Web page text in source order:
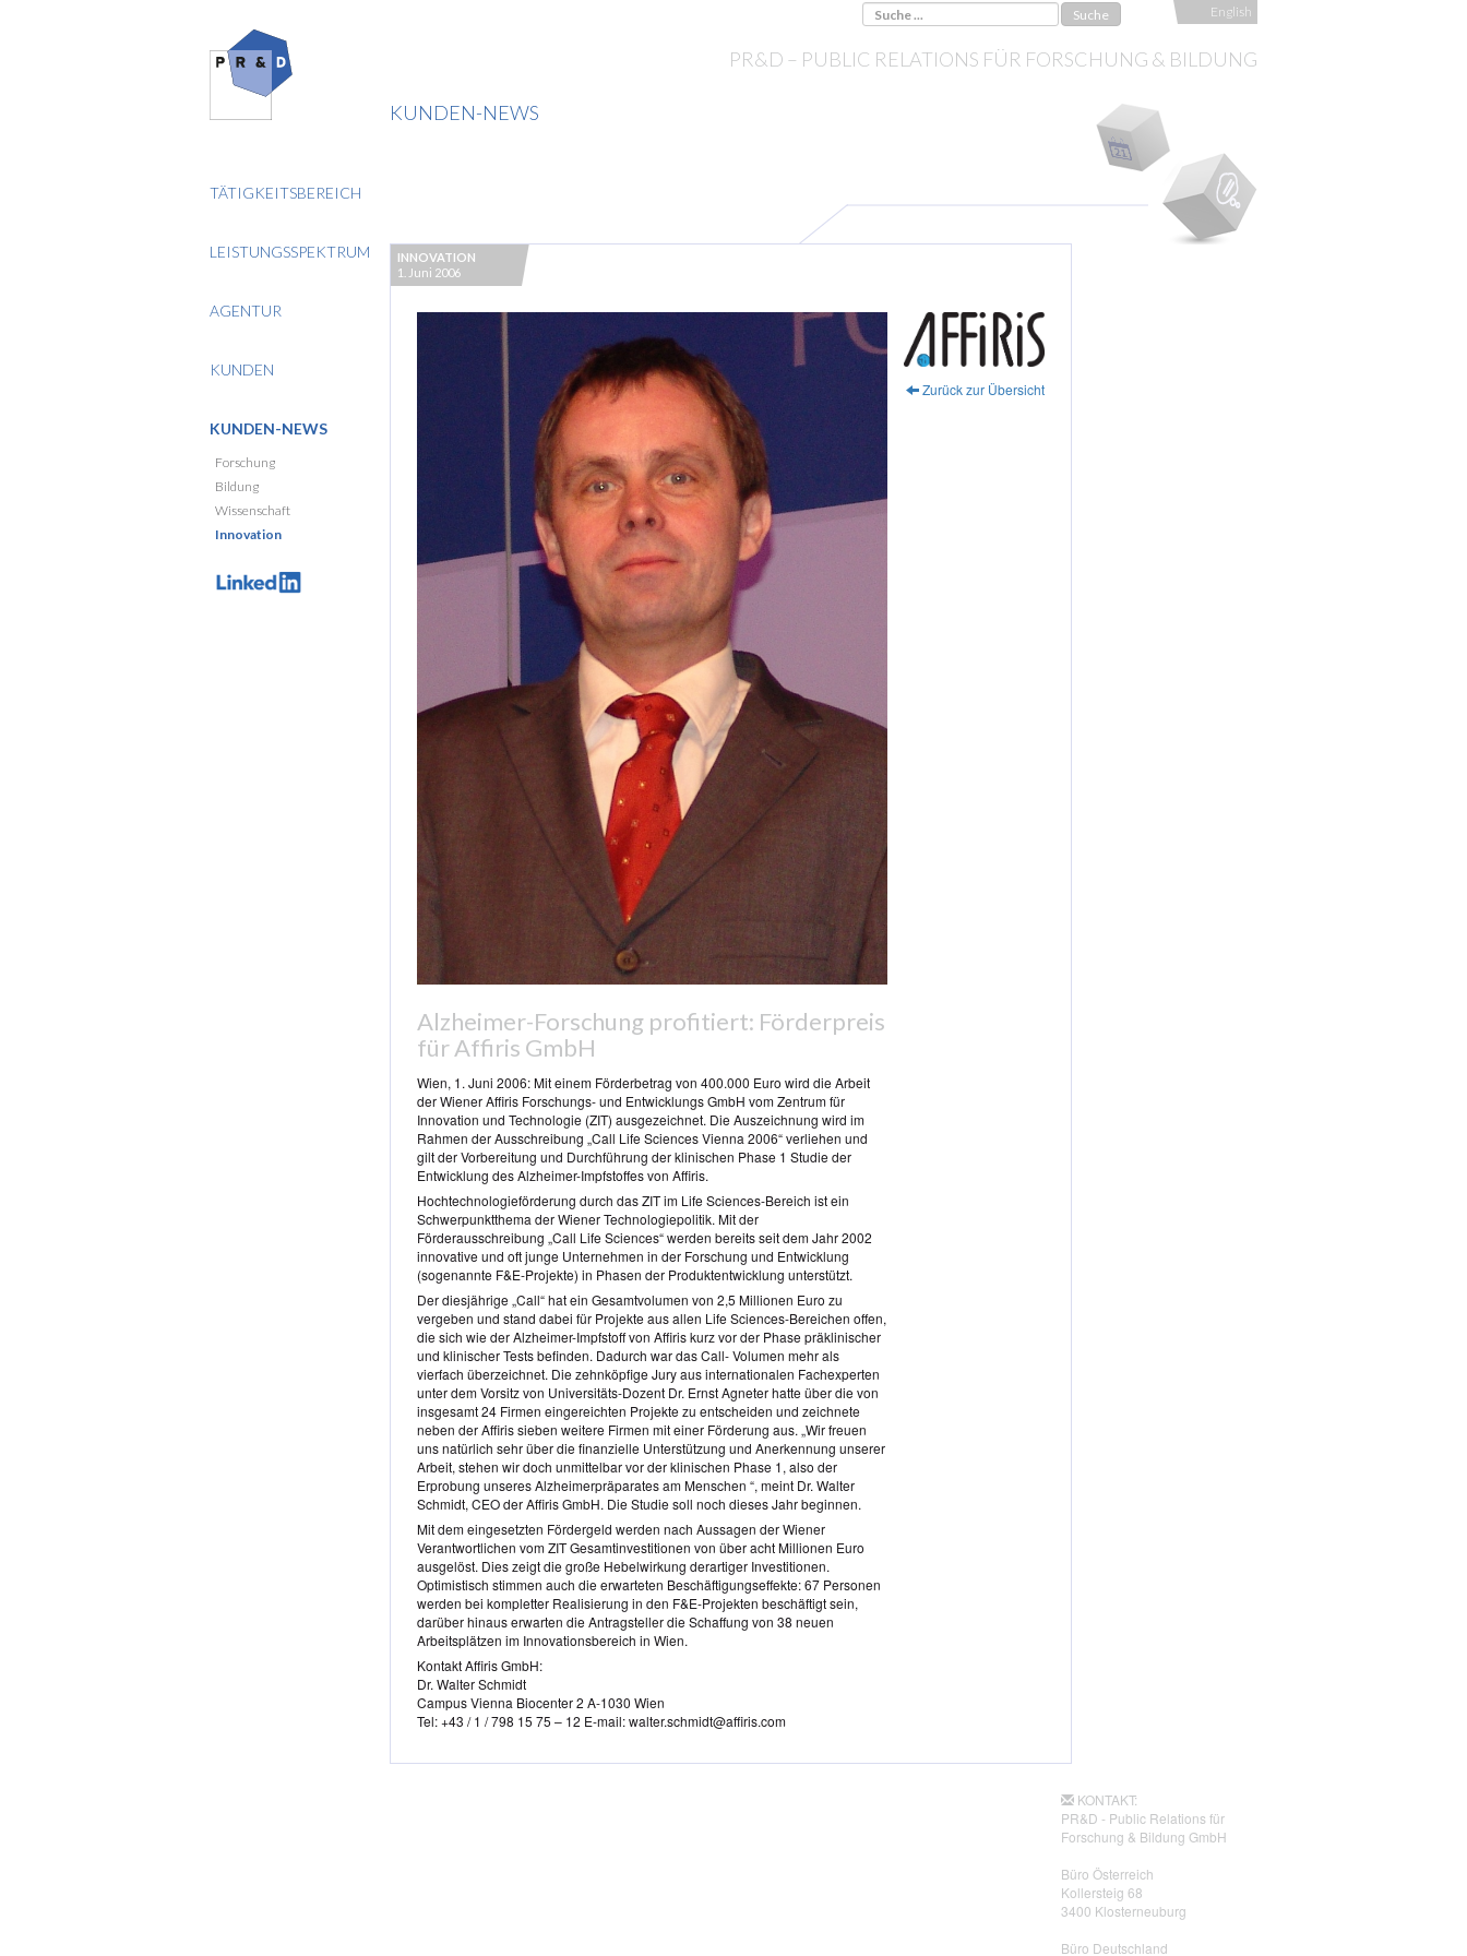
TÄTIGKEITSBEREICH
LEISTUNGSSPEKTRUM
AGENTUR
KUNDEN
KUNDEN-NEWS
Forschung
Bildung
Wissenschaft
Innovation
English
PR&D – PUBLIC RELATIONS FÜR FORSCHUNG & BILDUNG
KUNDEN-NEWS
INNOVATION
1. Juni 2006
Alzheimer-Forschung profitiert: Förderpreis
für Affiris GmbH
Wien, 1. Juni 2006: Mit einem Förderbetrag von 400.000 Euro wird die Arbeit
der Wiener Affiris Forschungs- und Entwicklungs GmbH vom Zentrum für
Innovation und Technologie (ZIT) ausgezeichnet. Die Auszeichnung wird im
Rahmen der Ausschreibung „Call Life Sciences Vienna 2006“ verliehen und
gilt der Vorbereitung und Durchführung der klinischen Phase 1 Studie der
Entwicklung des Alzheimer-Impfstoffes von Affiris.
Hochtechnologieförderung durch das ZIT im Life Sciences-Bereich ist ein
Schwerpunktthema der Wiener Technologiepolitik. Mit der
Förderausschreibung „Call Life Sciences“ werden bereits seit dem Jahr 2002
innovative und oft junge Unternehmen in der Forschung und Entwicklung
(sogenannte F&E-Projekte) in Phasen der Produktentwicklung unterstützt.
Der diesjährige „Call“ hat ein Gesamtvolumen von 2,5 Millionen Euro zu
vergeben und stand dabei für Projekte aus allen Life Sciences-Bereichen offen,
die sich wie der Alzheimer-Impfstoff von Affiris kurz vor der Phase präklinischer
und klinischer Tests befinden. Dadurch war das Call- Volumen mehr als
vierfach überzeichnet. Die zehnköpfige Jury aus internationalen Fachexperten
unter dem Vorsitz von Universitäts-Dozent Dr. Ernst Agneter hatte über die von
insgesamt 24 Firmen eingereichten Projekte zu entscheiden und zeichnete
neben der Affiris sieben weitere Firmen mit einer Förderung aus. „Wir freuen
uns natürlich sehr über die finanzielle Unterstützung und Anerkennung unserer
Arbeit, stehen wir doch unmittelbar vor der klinischen Phase 1, also der
Erprobung unseres Alzheimerpräparates am Menschen “, meint Dr. Walter
Schmidt, CEO der Affiris GmbH. Die Studie soll noch dieses Jahr beginnen.
Mit dem eingesetzten Fördergeld werden nach Aussagen der Wiener
Verantwortlichen vom ZIT Gesamtinvestitionen von über acht Millionen Euro
ausgelöst. Dies zeigt die große Hebelwirkung derartiger Investitionen.
Optimistisch stimmen auch die erwarteten Beschäftigungseffekte: 67 Personen
werden bei kompletter Realisierung in den F&E-Projekten beschäftigt sein,
darüber hinaus erwarten die Antragsteller die Schaffung von 38 neuen
Arbeitsplätzen im Innovationsbereich in Wien.
Kontakt Affiris GmbH:
Dr. Walter Schmidt
Campus Vienna Biocenter 2 A-1030 Wien
Tel: +43 / 1 / 798 15 75 – 12 E-mail: walter.schmidt@affiris.com
Zurück zur Übersicht
KONTAKT:
PR&D - Public Relations für
Forschung & Bildung GmbH
Büro Österreich
Kollersteig 68
3400 Klosterneuburg
Büro Deutschland